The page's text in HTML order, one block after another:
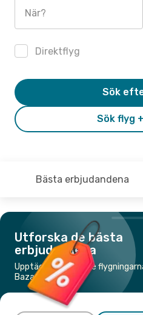
När?
Direktflyg
Sök flyg
Sök
Bästa erbjudandena
Utforska de bästa
erbjudandena
Upptäck de billigaste
Bazar